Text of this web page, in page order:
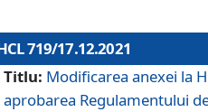
719/17.12.2021
Titlu: Modificarea anexei la
aprobarea Regulamentului